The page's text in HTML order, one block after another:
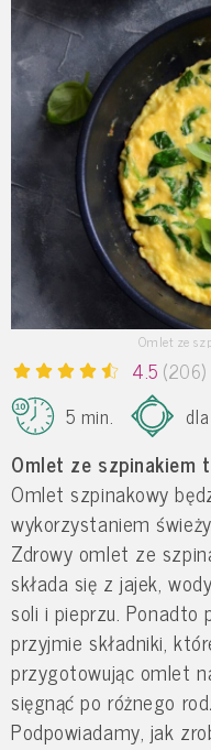
Omlet ze
4.5 (206)
5 min.
Omlet ze szpinakiem
Omlet szpinakowy
wykorzystaniem
Zdrowy omlet ze
składa się z jajek,
soli i pieprzu.
przyjmie składniki,
przygotowując omlet
sięgnąć po różnego
Podpowiadamy, jak